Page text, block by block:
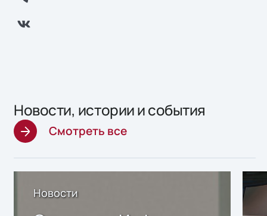
Новости, истории и события
Смотреть все
Новости